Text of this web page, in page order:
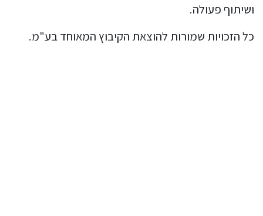
ושיתוף פעולה.
כל הזכויות שמורות להוצאת הקיבוץ המאוחד בע"מ.